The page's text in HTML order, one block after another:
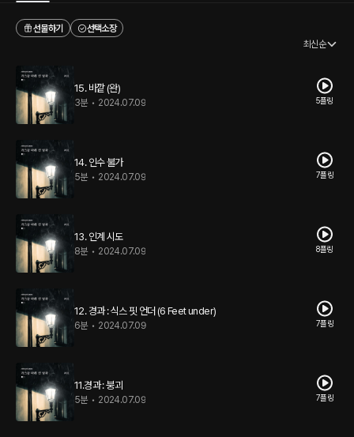
선물하기
선택소장
최신순
15. 바깥 (완)
3분 • 2024.07.09 5플링
14. 인수 불가
5분 • 2024.07.09 7플링
13. 인계 시도
8분 • 2024.07.09 8플링
12. 경과 : 식스 핏 언더 (6 Feet under)
6분 • 2024.07.09 7플링
11.경과 : 붕괴
5분 • 2024.07.09 7플링